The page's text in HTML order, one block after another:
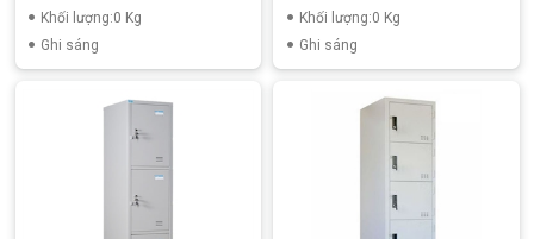
Khối lượng:0 Kg
Ghi sáng
Khối lượng:0 Kg
Ghi sáng